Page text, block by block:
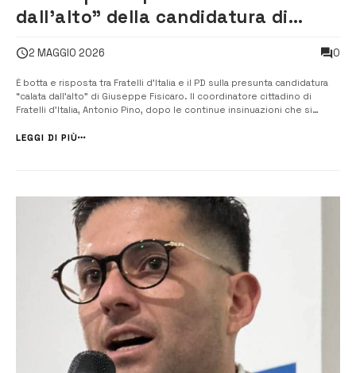
dall’alto” della candidatura di
PD2 MAGGIO 2026 0
È botta e risposta tra Fratelli d’Italia e il PD sulla presunta candidatura
“calata dall’alto” di Giuseppe Fisicaro. Il coordinatore cittadino di
Fratelli d’Italia, Antonio Pino, dopo le continue insinuazioni che si
accettato ordini da nessuno. Sono un uomo libero e di [&...
LEGGI DI PIÙ